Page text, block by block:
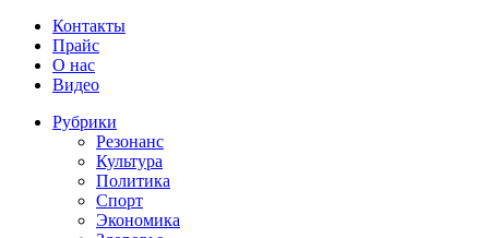
Контакты
Прайс
О нас
Видео
Рубрики
Резонанс
Культура
Политика
Спорт
Экономика